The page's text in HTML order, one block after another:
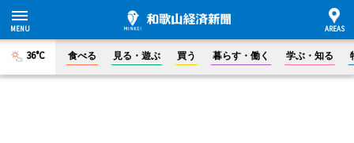
36°C 食べる 見る・遊ぶ 買う 暮らす・働く 学ぶ・知る